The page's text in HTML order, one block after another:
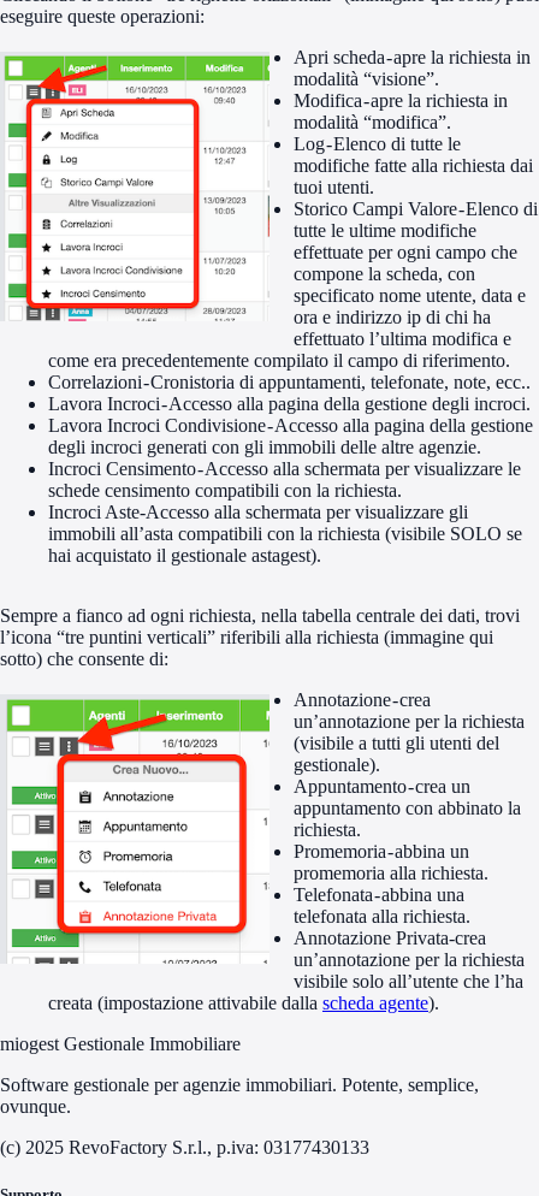
eseguire queste operazioni:
Apri scheda - apre la richiesta in
modalità “visione”.
Modifica - apre la richiesta in
modalità “modifica”.
Log - Elenco di tutte le
modifiche fatte alla richiesta dai
tuoi utenti.
Storico Campi Valore - Elenco di
tutte le ultime modifiche
effettuate per ogni campo che
compone la scheda, con
specificato nome utente, data e
ora e indirizzo ip di chi ha
effettuato l’ultima modifica e
come era precedentemente compilato il campo di riferimento.
Correlazioni - Cronistoria di appuntamenti, telefonate, note, ecc..
Lavora Incroci - Accesso alla pagina della gestione degli incroci.
Lavora Incroci Condivisione - Accesso alla pagina della gestione
degli incroci generati con gli immobili delle altre agenzie.
Incroci Censimento - Accesso alla schermata per visualizzare le
schede censimento compatibili con la richiesta.
Incroci Aste-Accesso alla schermata per visualizzare gli
immobili all’asta compatibili con la richiesta (visibile SOLO se
hai acquistato il gestionale astagest).
Sempre a fianco ad ogni richiesta, nella tabella centrale dei dati, trovi
l’icona “tre puntini verticali” riferibili alla richiesta (immagine qui
sotto) che consente di:
Annotazione - crea
un’annotazione per la richiesta
(visibile a tutti gli utenti del
gestionale).
Appuntamento - crea un
appuntamento con abbinato la
richiesta.
Promemoria - abbina un
promemoria alla richiesta.
Telefonata - abbina una
telefonata alla richiesta.
Annotazione Privata-crea
un’annotazione per la richiesta
visibile solo all’utente che l’ha
creata (impostazione attivabile dalla scheda agente).
miogest Gestionale Immobiliare
Software gestionale per agenzie immobiliari. Potente, semplice,
ovunque.
(c) 2025 RevoFactory S.r.l., p.iva: 03177430133